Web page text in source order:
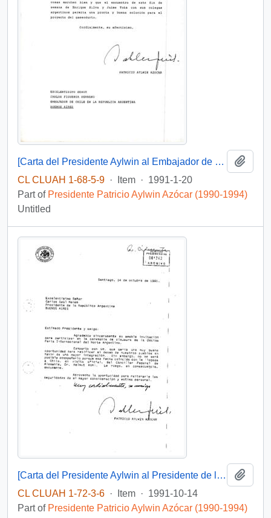
[Carta del Presidente Aylwin al Embajador de Chile en Argentina, agradeciendo envio de informe].
CL CLUAH 1-68-5-9 · Item · 1991-1-20
Part of Presidente Patricio Aylwin Azócar (1990-1994)
Untitled
[Carta del Presidente Aylwin al Presidente de la Republica de Argentina, respecto a invitación para participar en la ceremonia de clausura de la Décima Feria Internacional del Norte Argentino ].
CL CLUAH 1-72-3-6 · Item · 1991-10-14
Part of Presidente Patricio Aylwin Azócar (1990-1994)